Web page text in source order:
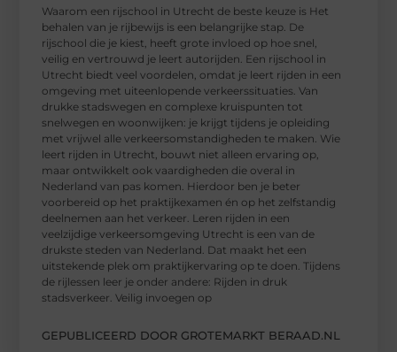
Waarom een ​​rijschool in Utrecht de beste keuze is Het
behalen van je rijbewijs is een belangrijke stap. De
rijschool die je kiest, heeft grote invloed op hoe snel,
veilig en vertrouwd je leert autorijden. Een rijschool in
Utrecht biedt veel voordelen, omdat je leert rijden in een
omgeving met uiteenlopende verkeerssituaties. Van
drukke stadswegen en complexe kruispunten tot
snelwegen en woonwijken: je krijgt tijdens je opleiding
met vrijwel alle verkeersomstandigheden te maken. Wie
leert rijden in Utrecht, bouwt niet alleen ervaring op,
maar ontwikkelt ook vaardigheden die overal in
Nederland van pas komen. Hierdoor ben je beter
voorbereid op het praktijkexamen én op het zelfstandig
deelnemen aan het verkeer. Leren rijden in een
veelzijdige verkeersomgeving Utrecht is een van de
drukste steden van Nederland. Dat maakt het een
uitstekende plek om praktijkervaring op te doen. Tijdens
de rijlessen leer je onder andere: Rijden in druk
stadsverkeer. Veilig invoegen op
GEPUBLICEERD DOOR GROTEMARKT BERAAD.NL